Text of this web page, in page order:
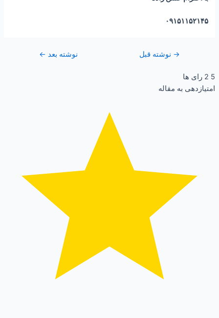
۰۹۱۵۱۱۵۲۱۴۵
→ نوشته قبل نوشته بعد ←
5
2 رای ها
امتیازدهی به مقاله